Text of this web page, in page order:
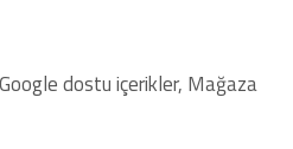
dostu içerikler, Mağaza